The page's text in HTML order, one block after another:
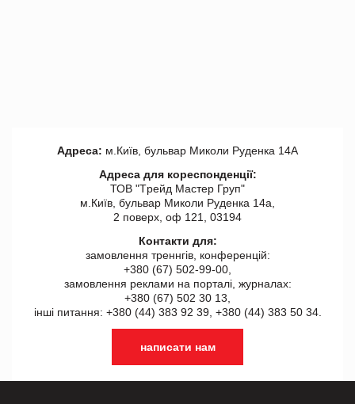
Адреса: м.Київ, бульвар Миколи Руденка 14А
Адреса для кореспонденції:
ТОВ "Tрейд Мастер Груп"
м.Київ, бульвар Миколи Руденка 14а,
2 поверх, оф 121, 03194
Контакти для:
замовлення треннгів, конференцій:
+380 (67) 502-99-00,
замовлення реклами на порталі, журналах:
+380 (67) 502 30 13,
інші питання: +380 (44) 383 92 39, +380 (44) 383 50 34.
написати нам